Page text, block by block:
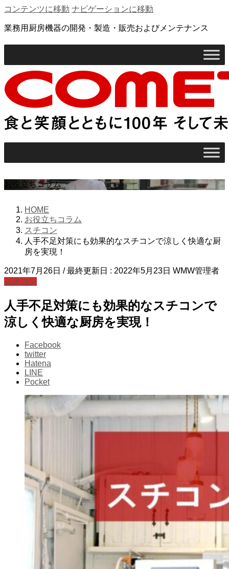
コンテンツに移動 ナビゲーションに移動
業務用厨房機器の開発・製造・販売およびメンテナンス
お役立ちコラム
HOME
お役立ちコラム
スチコン
人手不足対策にも効果的なスチコンで涼しく快適な厨
房を実現！
2021年7月26日 / 最終更新日 : 2022年5月23日 WMW管理者
スチコン
人手不足対策にも効果的なスチコンで
涼しく快適な厨房を実現！
Facebook
twitter
Hatena
LINE
Pocket